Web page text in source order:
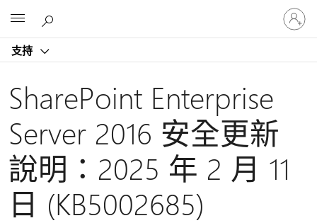
支持
登
入
您
SharePoint Enterprise
Server 2016 安全更新
說明：2025 年 2 月 11
日 (KB5002685)